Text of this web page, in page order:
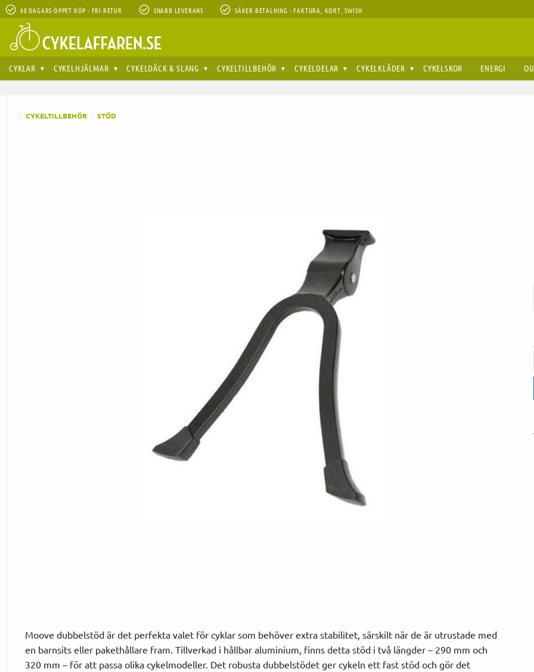
60 DAGARS ÖPPET KÖP - FRI RETUR SNABB LEVERANS SÄKER BETALNING - FAKTURA, KORT, SWISH
CYKLAR CYKELHJÄLMAR CYKELDÄCK & SLANG CYKELTILLBEHÖR CYKELDELAR CYKELKLÄDER CYKELSKOR ENERGI
CYKELTILLBEHÖR STÖD
Moove dubbelstöd är det perfekta valet för cyklar som behöver extra stabilitet, särskilt när de är utrustade med
en barnsits eller pakethållare fram. Tillverkad i hållbar aluminium, finns detta stöd i två längder – 290 mm och
320 mm – för att passa olika cykelmodeller. Det robusta dubbelstödet ger cykeln ett fast stöd och gör det